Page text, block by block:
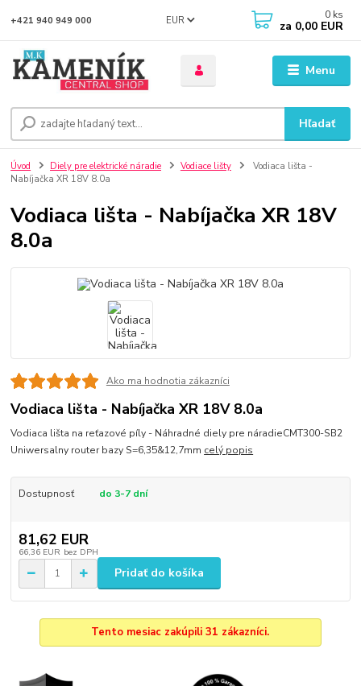
Menu
EUR
Hľadať
+421 940 949 000 0 ks
za 0,00 EUR
Úvod Diely pre elektrické náradie Vodiace lišty
Vodiaca lišta -
Nabíjačka XR 18V 8.0a
Vodiaca lišta - Nabíjačka XR 18V
8.0a
Ako ma hodnotia zákazníci
Vodiaca lišta - Nabíjačka XR 18V 8.0a
Vodiaca lišta na reťazové píly - Náhradné diely pre náradieCMT300-SB2
Uniwersalny router bazy S=6,35&12,7mm celý popis
Dostupnosť do 3-7 dní
81,62 EUR
66,36 EUR bez DPH
Pridať do košíka
Tento mesiac zakúpili 31 zákazníci.